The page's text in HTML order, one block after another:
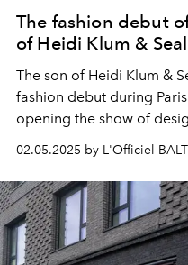
The fashion debut
of Heidi Klum & Seal
The son of Heidi Klum &
fashion debut during
opening the show of
02.05.2025 by L'Officiel